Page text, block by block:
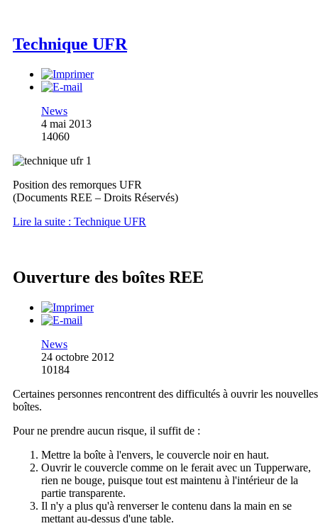
Technique UFR
News
4 mai 2013
14060
Position des remorques UFR
(Documents REE – Droits Réservés)
Lire la suite : Technique UFR
Ouverture des boîtes REE
News
24 octobre 2012
10184
Certaines personnes rencontrent des difficultés à ouvrir les nouvelles
boîtes.
Pour ne prendre aucun risque, il suffit de :
Mettre la boîte à l'envers, le couvercle noir en haut.
Ouvrir le couvercle comme on le ferait avec un Tupperware,
rien ne bouge, puisque tout est maintenu à l'intérieur de la
partie transparente.
Il n'y a plus qu'à renverser le contenu dans la main en se
mettant au-dessus d'une table.